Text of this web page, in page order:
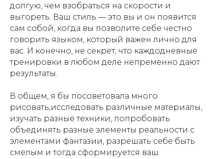
долгую, чем взобраться на скорости и
выгореть. Ваш стиль — это вы и он появится
сам собой, когда вы позволите себе честно
говорить языком, который важен лично для
вас. И конечно, не секрет, что каждодневные
тренировки в любом деле непременно дают
результаты.
В общем, я бы посоветовала много
рисовать,исследовать различные материалы,
изучать разные техники, попробовать
объединять разные элементы реальности с
элементами фантазии, разрешать себе быть
смелым и тогда сформируется ваш